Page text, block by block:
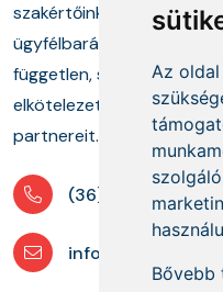
Az
Bővebb
szakértőinkből álló
ügyfélbarát termékekkel
független, szakmai
elkötelezetten segíti
partnereit.
(36) 1 880 76 00
info@mprx.hu